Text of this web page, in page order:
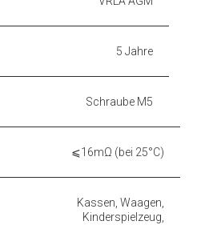
5 Jahre
Schraube M5
⩽16mΩ (bei 25°C)
Kassen, Waagen,
Kinderspielzeug,